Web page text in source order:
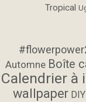
Tropical
Automne Boîte
Calendrier à
wallpaper DIY